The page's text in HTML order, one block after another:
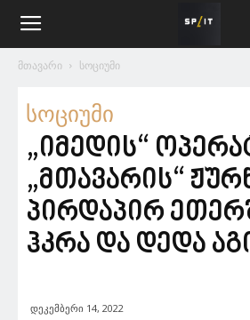
მთავარი სოციუმი
სოციუმი
„იმედის“
„მთავარის“
პირდაპირ
ჰკრა და დედა
დეკემბერი 14, 2022